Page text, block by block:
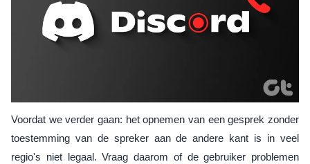
Voordat we verder gaan: het opnemen van een gesprek zonder
toestemming van de spreker aan de andere kant is in veel
regio's niet legaal. Vraag daarom of de gebruiker problemen